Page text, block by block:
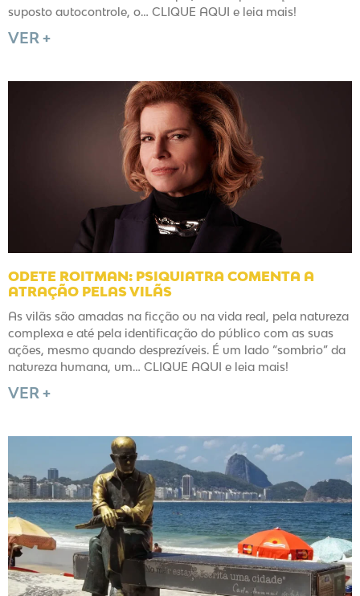
suposto autocontrole, o… CLIQUE AQUI e leia mais!
VER +
ODETE ROITMAN: PSIQUIATRA COMENTA A
ATRAÇÃO PELAS VILÃS
As vilãs são amadas na ficção ou na vida real, pela natureza
complexa e até pela identificação do público com as suas
ações, mesmo quando desprezíveis. É um lado “sombrio” da
natureza humana, um… CLIQUE AQUI e leia mais!
VER +